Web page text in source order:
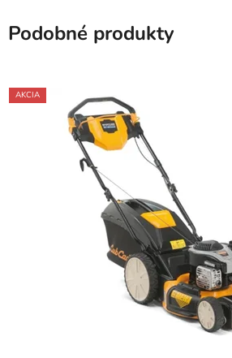
Podobné produkty
AKCIA